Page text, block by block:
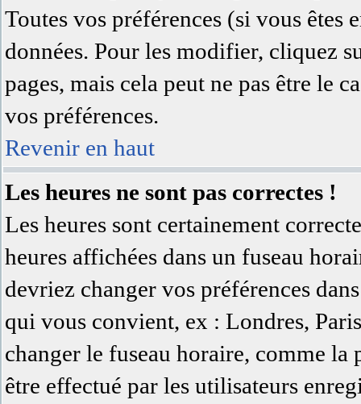
Toutes vos préférences (si vous êtes
données. Pour les modifier, cliquez
pages, mais cela peut ne pas être le
vos préférences.
Revenir en haut
Les heures ne sont pas correctes !
Les heures sont certainement
heures affichées dans un fuseau
devriez changer vos préférences
qui vous convient, ex : Londres,
changer le fuseau horaire, comme
être effectué par les utilisateurs